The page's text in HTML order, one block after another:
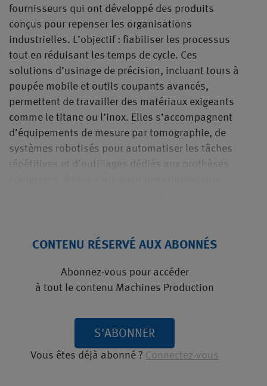
fournisseurs qui ont développé des produits
conçus pour repenser les organisations
industrielles. L’objectif : fiabiliser les processus
tout en réduisant les temps de cycle. Ces
solutions d’usinage de précision, incluant tours à
poupée mobile et outils coupants avancés,
permettent de travailler des matériaux exigeants
comme le titane ou l’inox. Elles s’accompagnent
d’équipements de mesure par tomographie, de
systèmes robotisés pour automatiser les tâches
répétitives et d’outillages dédiés aux prothèses
CONTENU RÉSERVÉ AUX ABONNÉS
Abonnez-vous pour accéder
à tout le contenu Machines Production
S'ABONNER
Vous êtes déjà abonné ? Connectez-vous